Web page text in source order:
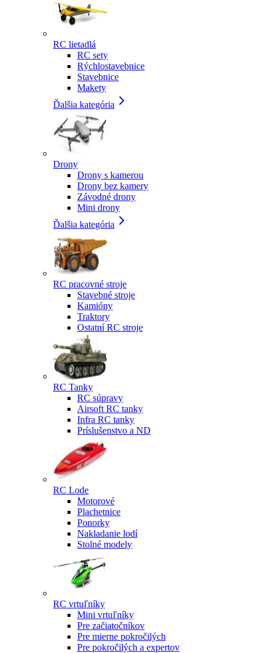
RC lietadlá
RC sety
Rýchlostavebnice
Stavebnice
Makety
Ďalšia kategória
Drony
Drony s kamerou
Drony bez kamery
Závodné drony
Mini drony
Ďalšia kategória
RC pracovné stroje
Stavebné stroje
Kamióny
Traktory
Ostatní RC stroje
RC Tanky
RC súpravy
Airsoft RC tanky
Infra RC tanky
Príslušenstvo a ND
RC Lode
Motorové
Plachetnice
Ponorky
Nakladanie lodí
Stolné modely
RC vrtuľníky
Mini vrtuľníky
Pre začiatočníkov
Pre mierne pokročilých
Pre pokročilých a expertov